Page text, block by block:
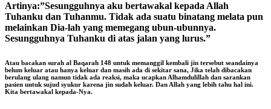
Artinya:”Sesungguhnya aku bertawakal kepada Allah
Tuhanku dan Tuhanmu. Tidak ada suatu binatang melata pun
melainkan Dia-lah yang memegang ubun-ubunnya.
Sesungguhnya Tuhanku di atas jalan yang lurus.”
Atau bacakan surah al Baqarah 148 untuk memanggil kembali jin tersebut seandainya
belum keluar atau hanya keluar dan masih ada di sekitar sana, Jika telah dibacakan
berulang ulang namun tidak ada reaksi, maka ucapkan Alhamdulillah dan sarankan
pasien untuk sujud syukur karena jin sudah keluar. Dan Allah yang lebih tahu hal ini.
Kita bertawakal kepada-Nya.